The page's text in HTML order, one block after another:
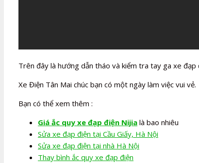
Trên đây là hướng dẫn tháo và kiểm tra tay ga xe
Xe Điện Tân Mai chúc bạn có một ngày làm việc vui vẻ.
Bạn có thể xem thêm :
Giá ắc quy xe đạp điện Nijia là bao nhiêu
Sửa xe đạp điện tại Cầu Giấy, Hà Nội
Sửa xe đạp điện tại nhà Hà Nội
Thay bình ắc quy xe đạp điện